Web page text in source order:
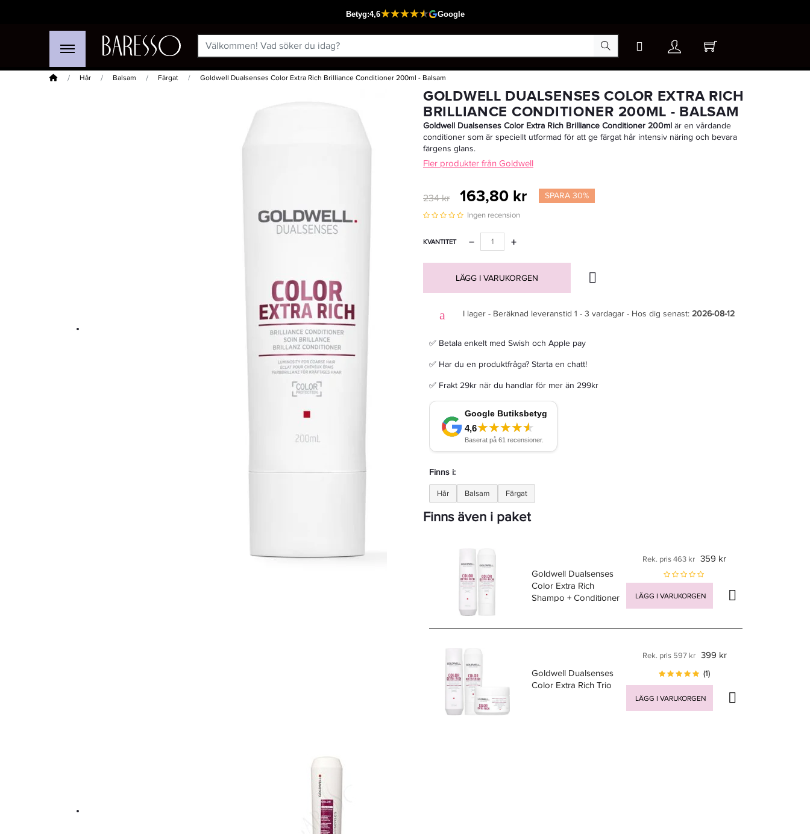
Hem Hår Balsam Färgat Goldwell Dualsenses Color Extra Rich Brilliance Conditioner 200ml - Balsam
Passar din varukorg
Goldwell Dualsenses Rich Repair Restoring Conditioner 200ml - Balsam
GOLDWELL DUALSENSES COLOR EXTRA RICH
BRILLIANCE CONDITIONER 200ML - BALSAM
Goldwell Dualsenses Color Extra Rich Brilliance Conditioner 200ml är en vårdande
conditioner som är speciellt utformad för att ge färgat hår intensiv näring och bevara
färgens glans.
Fler produkter från Goldwell
234 kr 163,80 kr SPARA 30%
Ingen recension
KVANTITET +
−
LÄGG I VARUKORGEN
I lager - Beräknad leveranstid 1 - 3 vardagar - Hos dig senast: 2026-08-12
✅ Betala enkelt med Swish och Apple pay
✅ Har du en produktfråga? Starta en chatt!
✅ Frakt 29kr när du handlar för mer än 299kr
Finns i:
Hår Balsam Färgat
Finns även i paket
Goldwell Dualsenses
Color Extra Rich
Shampo + Conditioner
Rek. pris 463 kr 359 kr
LÄGG I VARUKORGEN
Goldwell Dualsenses
Color Extra Rich Trio
Rek. pris 597 kr 399 kr
(1)
LÄGG I VARUKORGEN